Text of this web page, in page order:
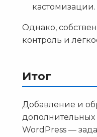
кастомизации.
Однако,
контроль и
Итог
Добавление и
дополнительных
WordPress —